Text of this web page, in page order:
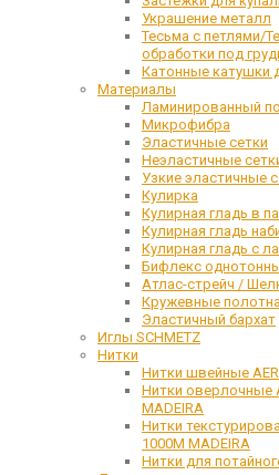
Украшение металл
Тесьма с петлями/
обработки под
Катонные катушки
Материалы
Ламинированный
Микрофибра
Эластичные сетки
Неэластичные
Узкие эластичные
Кулирка
Кулирная гладь в
Кулирная гладь
Кулирная гладь с
Бифлекс
Атлас-стрейч /
Кружевные
Эластичный бархат
Иглы SCHMETZ
Нитки
Нитки швейные
Нитки оверлочные
MADEIRA
Нитки
1000М MADEIRA
Нитки для